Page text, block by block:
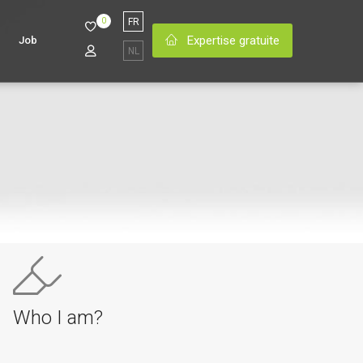
Job
0 FR
NL
Expertise gratuite
Who I am?